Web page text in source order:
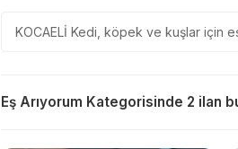
KOCAELİ Kedi, köpek ve kuşlar için
Eş Arıyorum Kategorisinde 2 ilan